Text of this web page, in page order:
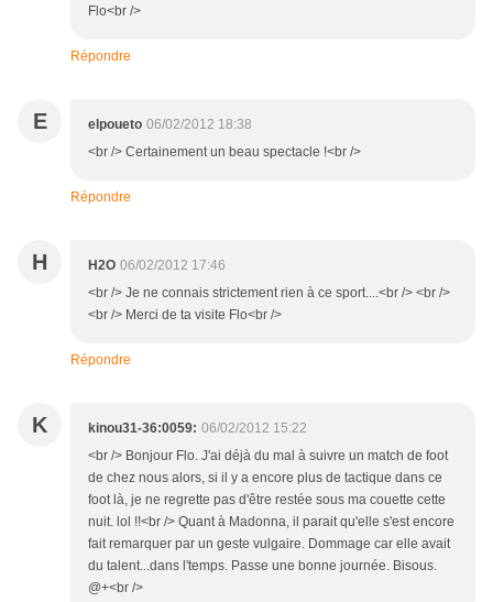
Flo<br />
Répondre
E elpoueto 06/02/2012 18:38
<br /> Certainement un beau spectacle !<br />
Répondre
H H2O 06/02/2012 17:46
<br /> Je ne connais strictement rien à ce sport....<br /> <br />
<br /> Merci de ta visite Flo<br />
Répondre
K kinou31-36:0059: 06/02/2012 15:22
<br /> Bonjour Flo. J'ai déjà du mal à suivre un match de foot
de chez nous alors, si il y a encore plus de tactique dans ce
foot là, je ne regrette pas d'être restée sous ma couette cette
nuit. lol !!<br /> Quant à Madonna, il parait qu'elle s'est encore
fait remarquer par un geste vulgaire. Dommage car elle avait
du talent...dans l'temps. Passe une bonne journée. Bisous.
@+<br />